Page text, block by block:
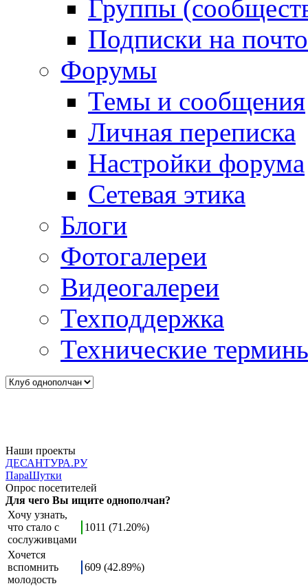
Группы
Подписки на
Форумы
Темы и сообщения
Личная переписка
Настройки форума
Сетевая этика
Блоги
Фотогалереи
Видеогалереи
Техподдержка
Технические
Наши проекты
ДЕСАНТУРА.РУ
ПараШутки
Опрос посетителей
Для чего Вы ищите однополчан?
Хочу узнать,
что стало с
сослуживцами
1011 (71.20%)
Хочется
вспомнить
молодость
609 (42.89%)